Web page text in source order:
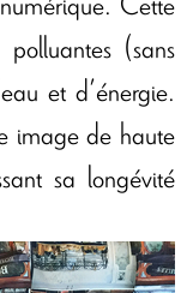
(sans
et d’énergie.
image de haute
sa longévité